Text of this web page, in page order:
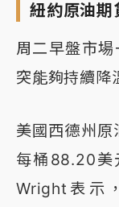
紐約原油
周二早盤市
突能夠持續降
美國西德州
每桶88.20美
Wright表示